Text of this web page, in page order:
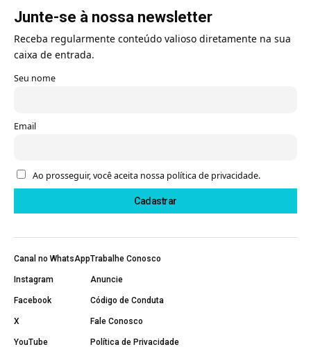
Junte-se à nossa newsletter
Receba regularmente conteúdo valioso diretamente na sua
caixa de entrada.
Seu nome
Email
Ao prosseguir, você aceita nossa política de privacidade.
Canal no WhatsApp
Instagram
Facebook
X
YouTube
Trabalhe Conosco
Anuncie
Código de Conduta
Fale Conosco
Política de Privacidade